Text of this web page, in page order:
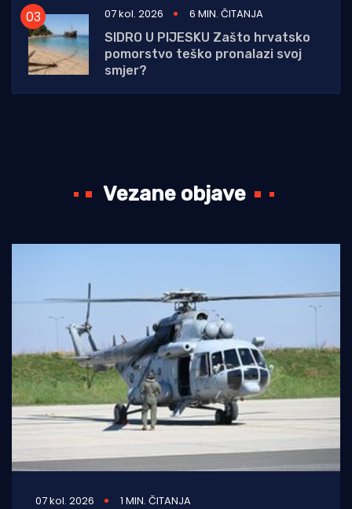
07 kol. 2026
6 MIN. ČITANJA
SIDRO U PIJESKU Zašto hrvatsko
pomorstvo teško pronalazi svoj
smjer?
Vezane objave
07 kol. 2026 1 MIN. ČITANJA